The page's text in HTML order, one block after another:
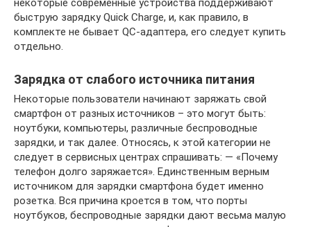
быструю зарядку Quick Charge, и, как правило, в
комплекте не бывает QC-адаптера, его следует купить
отдельно.
Зарядка от слабого источника питания
Некоторые пользователи начинают заряжать свой
смартфон от разных источников – это могут быть:
ноутбуки, компьютеры, различные беспроводные
зарядки, и так далее. Относясь, к этой категории не
следует в сервисных центрах спрашивать: — «Почему
телефон долго заряжается». Единственным верным
источником для зарядки смартфона будет именно
розетка. Вся причина кроется в том, что порты
ноутбуков, беспроводные зарядки дают весьма малую